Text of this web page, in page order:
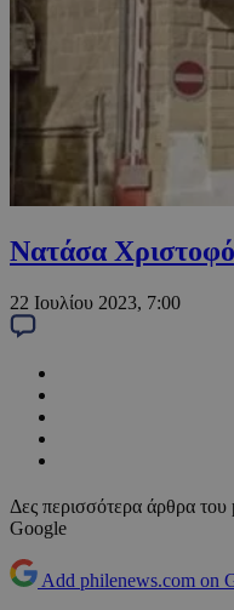
Νατάσα
22 Ιουλίου 2023, 7:00
Δες περισσότερα άρθρα του
Google
Add philenews.com on